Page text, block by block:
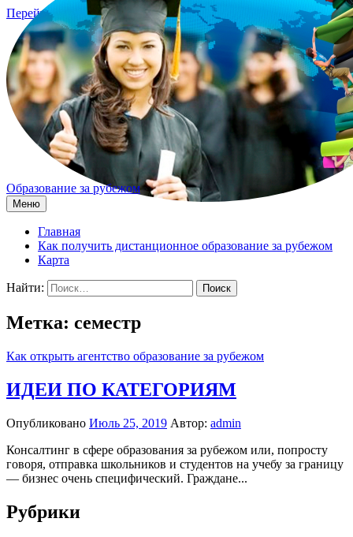
Перейти к содержимому
Образование за рубежом
Меню
Главная
Как получить дистанционное образование за рубежом
Карта
Найти:
Метка: семестр
Как открыть агентство образование за рубежом
ИДЕИ ПО КАТЕГОРИЯМ
Опубликовано Июль 25, 2019 Автор: admin
Консалтинг в сфере образования за рубежом или, попросту
говоря, отправка школьников и студентов на учебу за границу
— бизнес очень специфический. Граждане...
Рубрики